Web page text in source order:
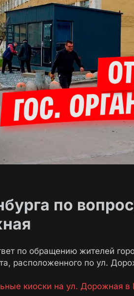
по
по обращению жителей
расположенного по ул.
киоски на ул. Дорожная в